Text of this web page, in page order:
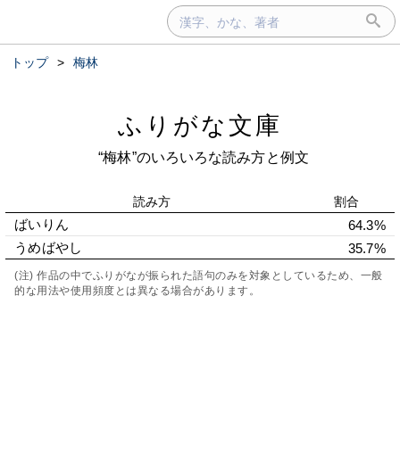
トップ > 梅林
ふりがな文庫
“梅林”のいろいろな読み方と例文
読み方 割合
ばいりん
64.3%
うめばやし
35.7%
(注) 作品の中でふりがなが振られた語句のみを対象としているため、一般
的な用法や使用頻度とは異なる場合があります。